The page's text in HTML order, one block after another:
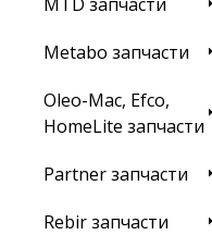
Metabo запчасти
Oleo-Mac, Efco,
HomeLite запчасти
Partner запчасти
Rebir запчасти